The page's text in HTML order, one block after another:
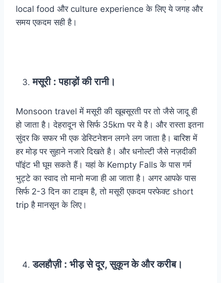
local food और culture experience के लिए ये जगह और
समय एकदम सही है।
मसूरी : पहाड़ों की रानी।
Monsoon travel में मसूरी की खूबसूरती पर तो जैसे जादू ही
हो जाता है। देहरादून से सिर्फ 35km पर ये है। और रास्ता इतना
सुंदर कि सफर भी एक डेस्टिनेशन लगने लग जाता है। बारिश में
हर मोड़ पर सुहाने नजारे दिखते है। और धनोल्टी जैसे नज़दीकी
पॉइंट भी घूम सकते हैं। यहां के Kempty Falls के पास गर्म
भुट्टे का स्वाद तो मानो मजा ही आ जाता है। अगर आपके पास
सिर्फ 2-3 दिन का टाइम है, तो मसूरी एकदम परफेक्ट short
trip है मानसून के लिए।
डलहौज़ी : भीड़ से दूर, सुकून के और करीब।